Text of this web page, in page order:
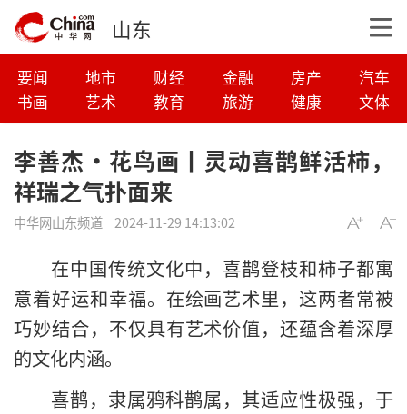
山东
要闻 地市 财经 金融 房产
汽车
书画
艺术 教育 旅游 健康 文体
李善杰·花鸟画丨灵动喜鹊鲜活柿，
祥瑞之气扑面来
中华网山东频道 2024-11-29 14:13:02
在中国传统文化中，喜鹊登枝和柿子都寓
意着好运和幸福。在绘画艺术里，这两者常被
巧妙结合，不仅具有艺术价值，还蕴含着深厚
的文化内涵。
喜鹊，隶属鸦科鹊属，其适应性极强，于